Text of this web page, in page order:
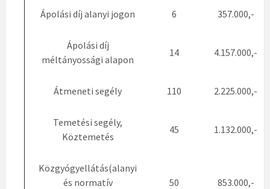
Ápolási díj alanyi jogon 6 357.000,-
Ápolási díj
méltányossági alapon
14 4.157.000,-
Átmeneti segély 110 2.225.000,-
Temetési segély,
Köztemetés
45 1.132.000,-
Közgyógyellátás(alanyi
és normatív
50 853.000,-